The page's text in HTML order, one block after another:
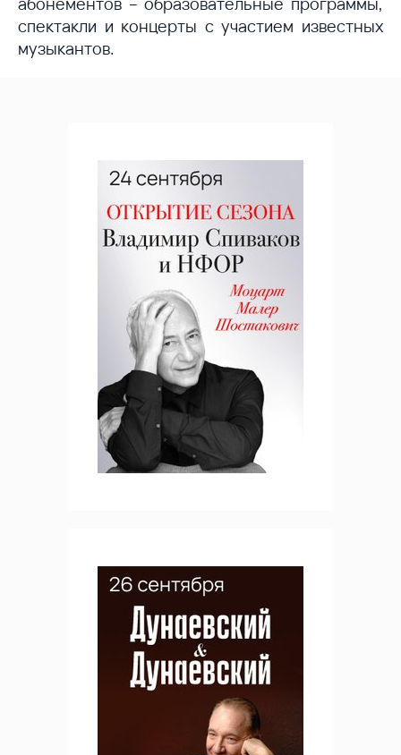
спектакли и концерты с участием известных
музыкантов.